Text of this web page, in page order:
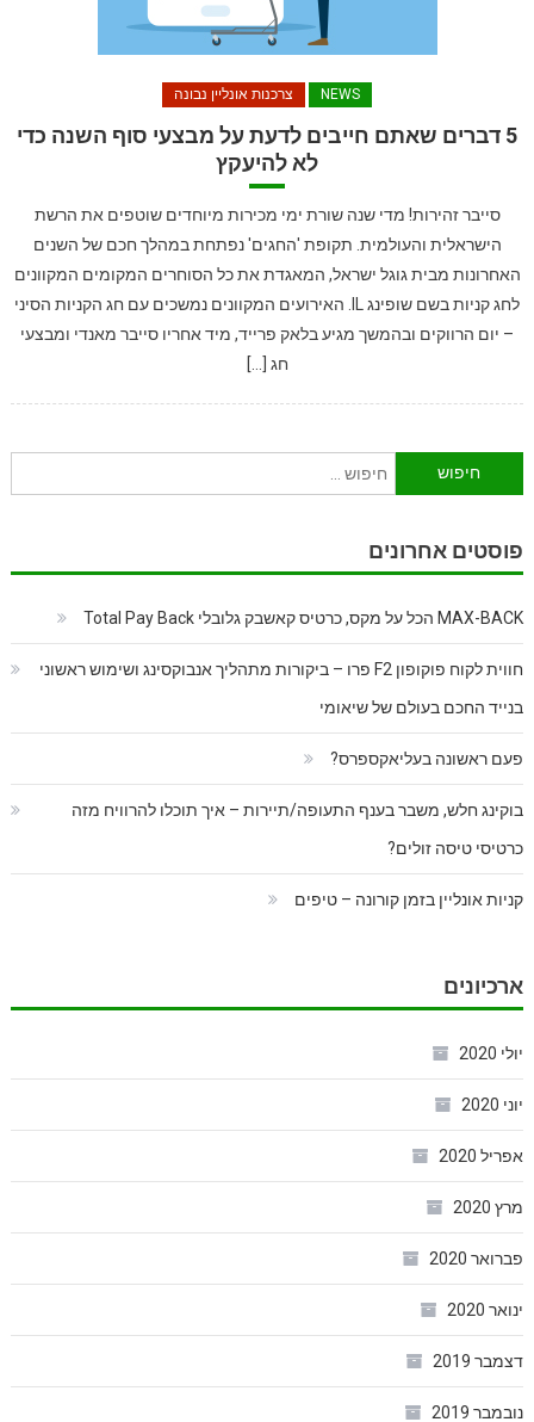
NEWS צרכנות אונליין נבונה
5 דברים שאתם חייבים לדעת על מבצעי סוף השנה כדי
לא להיעקץ
סייבר זהירות! מדי שנה שורת ימי מכירות מיוחדים שוטפים את הרשת
הישראלית והעולמית. תקופת 'החגים' נפתחת במהלך חכם של השנים
האחרונות מבית גוגל ישראל, המאגדת את כל הסוחרים המקומים המקוונים
לחג קניות בשם שופינג IL. האירועים המקוונים נמשכים עם חג הקניות הסיני
– יום הרווקים ובהמשך מגיע בלאק פרייד, מיד אחריו סייבר מאנדי ומבצעי
חג […]
חיפוש:
פוסטים אחרונים
MAX-BACK הכל על מקס, כרטיס קאשבק גלובלי Total Pay Back
חווית לקוח פוקופון F2 פרו – ביקורות מתהליך אנבוקסינג ושימוש ראשוני
בנייד החכם בעולם של שיאומי
פעם ראשונה בעליאקספרס?
בוקינג חלש, משבר בענף התעופה/תיירות – איך תוכלו להרוויח מזה
כרטיסי טיסה זולים?
קניות אונליין בזמן קורונה – טיפים
ארכיונים
יולי 2020
יוני 2020
אפריל 2020
מרץ 2020
פברואר 2020
ינואר 2020
דצמבר 2019
נובמבר 2019